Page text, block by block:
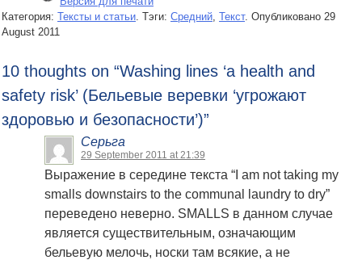
Категория: Тексты и статьи . Тэги: Средний Текст. Опубликовано 29
August 2011
10 thoughts on “Washing lines ‘a health and
safety risk’ (Бельевые веревки ‘угрожают
здоровью и безопасности’)”
Серьга
29 September 2011 at 21:39
Выражение в середине текста “I am not taking my
smalls downstairs to the communal laundry to dry”
переведено неверно. SMALLS в данном случае
является существительным, означающим
бельевую мелочь, носки там всякие, а не